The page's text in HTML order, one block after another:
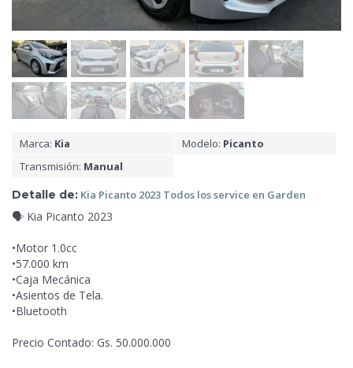
Marca: Kia Modelo: Picanto
Transmisión: Manual
Detalle de: Kia Picanto 2023 Todos los service en Garden
🗣️ Kia Picanto 2023
•Motor 1.0cc
•57.000 km
•Caja Mecánica
•Asientos de Tela.
•Bluetooth
Precio Contado: Gs. 50.000.000